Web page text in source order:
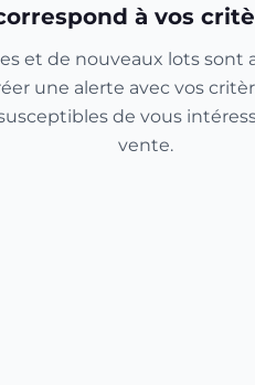
à vos
et de nouveaux lots sont
une alerte avec vos
de vous
vente.